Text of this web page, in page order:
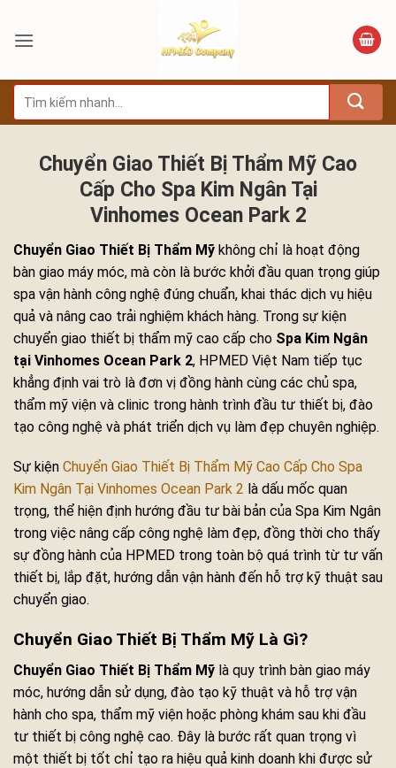
qua
dung
Tìm
kiếm:
Chuyển Giao Thiết Bị Thẩm Mỹ Cao
Cấp Cho Spa Kim Ngân Tại
Vinhomes Ocean Park 2
Chuyển Giao Thiết Bị Thẩm Mỹ không chỉ là hoạt động
bàn giao máy móc, mà còn là bước khởi đầu quan trọng giúp
spa vận hành công nghệ đúng chuẩn, khai thác dịch vụ hiệu
quả và nâng cao trải nghiệm khách hàng. Trong sự kiện
chuyển giao thiết bị thẩm mỹ cao cấp cho Spa Kim Ngân
tại Vinhomes Ocean Park 2, HPMED Việt Nam tiếp tục
khẳng định vai trò là đơn vị đồng hành cùng các chủ spa,
thẩm mỹ viện và clinic trong hành trình đầu tư thiết bị, đào
tạo công nghệ và phát triển dịch vụ làm đẹp chuyên nghiệp.
Sự kiện Chuyển Giao Thiết Bị Thẩm Mỹ Cao Cấp Cho Spa
Kim Ngân Tại Vinhomes Ocean Park 2 là dấu mốc quan
trọng, thể hiện định hướng đầu tư bài bản của Spa Kim Ngân
trong việc nâng cấp công nghệ làm đẹp, đồng thời cho thấy
sự đồng hành của HPMED trong toàn bộ quá trình từ tư vấn
thiết bị, lắp đặt, hướng dẫn vận hành đến hỗ trợ kỹ thuật sau
chuyển giao.
Chuyển Giao Thiết Bị Thẩm Mỹ Là Gì?
Chuyển Giao Thiết Bị Thẩm Mỹ là quy trình bàn giao máy
móc, hướng dẫn sử dụng, đào tạo kỹ thuật và hỗ trợ vận
hành cho spa, thẩm mỹ viện hoặc phòng khám sau khi đầu
tư thiết bị công nghệ cao. Đây là bước rất quan trọng vì
một thiết bị tốt chỉ tạo ra hiệu quả kinh doanh khi được sử